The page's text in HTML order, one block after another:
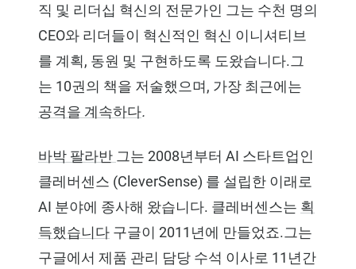
직 및 리더십 혁신의 전문가인 그는 수천 명의
CEO와 리더들이 혁신적인 혁신 이니셔티브
를 계획, 동원 및 구현하도록 도왔습니다.그
는 10권의 책을 저술했으며, 가장 최근에는
공격을 계속하다.
바박 팔라반 그는 2008년부터 AI 스타트업인
클레버센스 (CleverSense) 를 설립한 이래로
AI 분야에 종사해 왔습니다. 클레버센스는 획
득했습니다 구글이 2011년에 만들었죠.그는
구글에서 제품 관리 담당 수석 이사로 11년간